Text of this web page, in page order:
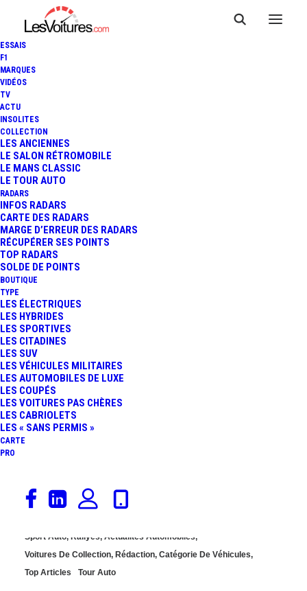
ESSAIS
F1
MARQUES
VIDÉOS
TV
ACTU
INSOLITES
COLLECTION
LES ANCIENNES
LE SALON RÉTROMOBILE
LE MANS CLASSIC
LE TOUR AUTO
RADARS
INFOS RADARS
CARTE DES RADARS
MARGE D’ERREUR DES RADARS
RÉCUPÉRER SES POINTS
TOP RADARS
SOLDE DE POINTS
BOUTIQUE
TYPE
LES ÉLECTRIQUES
LES HYBRIDES
LES SPORTIVES
LES CITADINES
LES SUV
LES VÉHICULES MILITAIRES
LES AUTOMOBILES DE LUXE
LES COUPÉS
LES VOITURES PAS CHÈRES
LES CABRIOLETS
LES « SANS PERMIS »
CARTE
PRO
29 avril 2023
TOUR AUTO : L’ALBUM
PHOTO DE LA FIAT 600D
DE LA SCUDERIA
CLASSIC
Sport Auto, Rallyes, Actualités Automobiles,
Voitures De Collection, Rédaction, Catégorie De Véhicules,
Top Articles
Tour Auto